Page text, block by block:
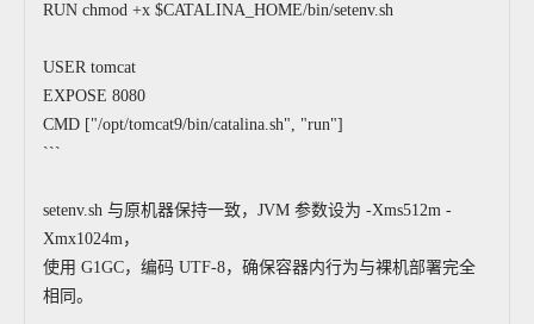
RUN chmod +x $CATALINA_HOME/bin/setenv.sh
USER tomcat
EXPOSE 8080
CMD ["/opt/tomcat9/bin/catalina.sh", "run"]
```
setenv.sh 与原机器保持一致，JVM 参数设为 -Xms512m -
Xmx1024m，
使用 G1GC，编码 UTF-8，确保容器内行为与裸机部署完全
相同。